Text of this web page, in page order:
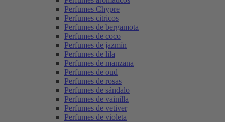
Perfumes Chypre
Perfumes citricos
Perfumes de bergamota
Perfumes de coco
Perfumes de jazmín
Perfumes de lila
Perfumes de manzana
Perfumes de oud
Perfumes de rosas
Perfumes de sándalo
Perfumes de vainilla
Perfumes de vetiver
Perfumes de violeta